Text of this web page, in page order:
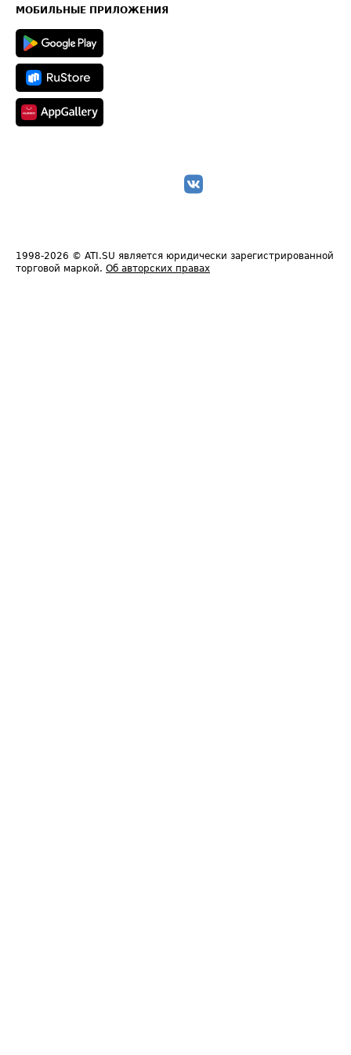
Техническая информация
МОБИЛЬНЫЕ ПРИЛОЖЕНИЯ
1998-2026 © ATI.SU является юридически зарегистрированной
торговой маркой. Об авторских правах